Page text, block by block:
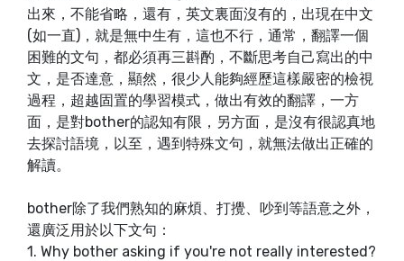
出來，不能省略，還有，英文裏面沒有的，出現在中文
(如一直)，就是無中生有，這也不行，通常，翻譯一個
困難的文句，都必須再三斟酌，不斷思考自己寫出的中
文，是否達意，顯然，很少人能夠經歷這樣嚴密的檢視
過程，超越固置的學習模式，做出有效的翻譯，一方
面，是對bother的認知有限，另方面，是沒有很認真地
去探討語境，以至，遇到特殊文句，就無法做出正確的
解讀。
bother除了我們熟知的麻煩、打攪、吵到等語意之外，
還廣泛用於以下文句：
1. Why bother asking if you're not really interested?